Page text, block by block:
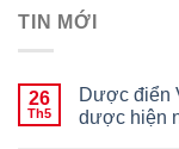
TIN MỚI
26
Th5
Dược điển
dược hiện